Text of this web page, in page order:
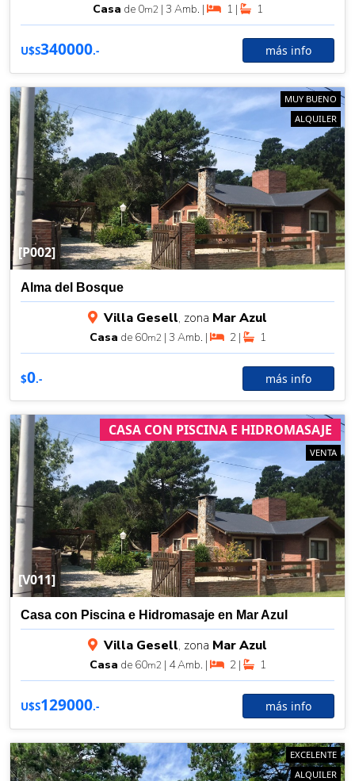
Casa de 0m2 | 3 Amb. | 1 | 1
U$S340000.- más info
[P002]
MUY BUENO
ALQUILER
Alma del Bosque
Villa Gesell, zona Mar Azul
Casa de 60m2 | 3 Amb. | 2 | 1
$0.- más info
[V011]
CASA CON PISCINA E HIDROMASAJE
VENTA
Casa con Piscina e Hidromasaje en Mar Azul
Villa Gesell, zona Mar Azul
Casa de 60m2 | 4 Amb. | 2 | 1
U$S129000.- más info
EXCELENTE
ALQUILER